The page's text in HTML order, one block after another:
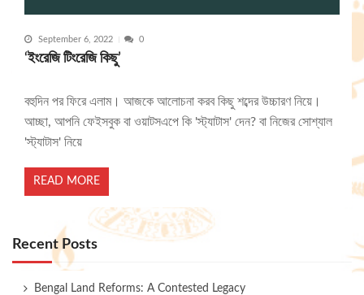
September 6, 2022 0
‘ইংরেজি টিংরেজি কিছু’
বহুদিন পর ফিরে এলাম। আজকে আলোচনা করব কিছু শব্দের উচ্চারণ নিয়ে।
আচ্ছা, আপনি ফেইসবুক বা ওয়াটসএপে কি 'স্ট্যাটাস' দেন? বা নিজের সোশ্যাল
'স্ট্যাটাস' নিয়ে
READ MORE
Recent Posts
Bengal Land Reforms: A Contested Legacy